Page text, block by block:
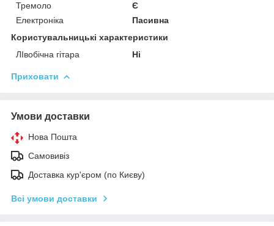
Тремоло
Є
Електроніка
Пасивна
Користувальницькі характеристики
ЛІвобічна гітара
Ні
Приховати
Умови доставки
Нова Пошта
Самовивіз
Доставка кур'єром (по Києву)
Всі умови доставки